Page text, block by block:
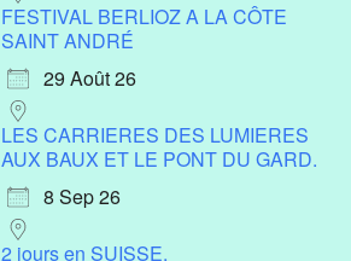
FESTIVAL BERLIOZ A LA CÔTE
SAINT ANDRÉ
29 Août 26
LES CARRIERES DES LUMIERES
AUX BAUX ET LE PONT DU GARD.
8 Sep 26
2 jours en SUISSE.